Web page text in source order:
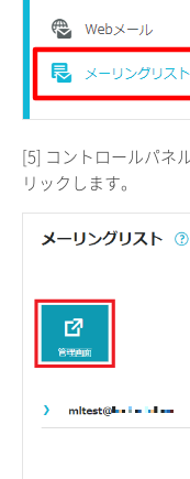
[5] コントロールパネ
リックします。